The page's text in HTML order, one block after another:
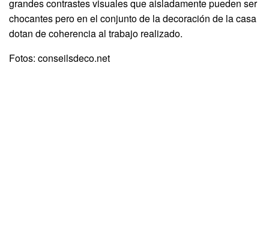
grandes contrastes visuales que aisladamente pueden ser
chocantes pero en el conjunto de la decoración de la casa
dotan de coherencia al trabajo realizado.
Fotos: conseilsdeco.net